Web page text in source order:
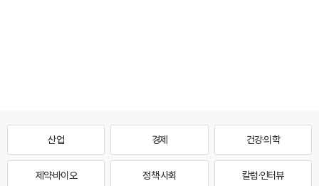
산업 경제 건강·의학
제약·바이오 정책·사회 칼럼·인터뷰